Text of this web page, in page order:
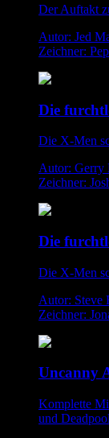
Der Auftakt
Autor: Jed
Zeichner:
Die
Die X-Men
Autor: Gerry
Zeichner:
Die
Die X-Men
Autor: Steve
Zeichner:
Uncanny
Komplette
und